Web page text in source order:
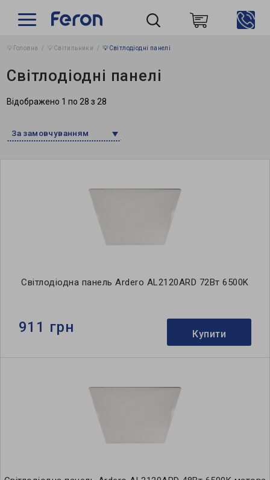
💡Головна 💡Світильники 💡Світлодіодні панелі
Світлодіодні панелі
Відображено 1 по 28 з 28
За замовчуванням
Світлодіодна панель Ardero AL2120ARD 72Вт 6500K
911 грн Купити